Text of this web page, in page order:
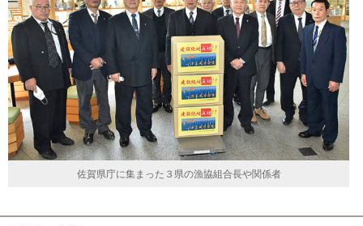
佐賀県庁に集まった３県の漁協組合長や関係者